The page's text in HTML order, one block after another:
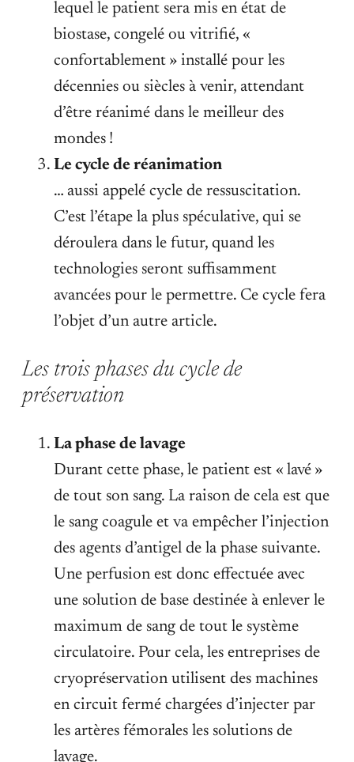
lequel le patient sera mis en état de
biostase, congelé ou vitrifié, «
confortablement » installé pour les
décennies ou siècles à venir, attendant
d’être réanimé dans le meilleur des
mondes !
Le cycle de réanimation
… aussi appelé cycle de ressuscitation.
C’est l’étape la plus spéculative, qui se
déroulera dans le futur, quand les
technologies seront suffisamment
avancées pour le permettre. Ce cycle fera
l’objet d’un autre article.
Les trois phases du cycle de
préservation
La phase de lavage
Durant cette phase, le patient est « lavé »
de tout son sang. La raison de cela est que
le sang coagule et va empêcher l’injection
des agents d’antigel de la phase suivante.
Une perfusion est donc effectuée avec
une solution de base destinée à enlever le
maximum de sang de tout le système
circulatoire. Pour cela, les entreprises de
cryopréservation utilisent des machines
en circuit fermé chargées d’injecter par
les artères fémorales les solutions de
lavage.